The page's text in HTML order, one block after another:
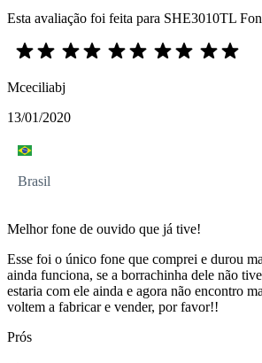
Esta avaliação foi feita para SHE3010TL
Mceciliabj
13/01/2020
Brasil
Melhor fone de ouvido que já tive!
Esse foi o único fone que comprei e durou
ainda funciona, se a borrachinha dele não
estaria com ele ainda e agora não encontro
voltem a fabricar e vender, por favor!!
Prós